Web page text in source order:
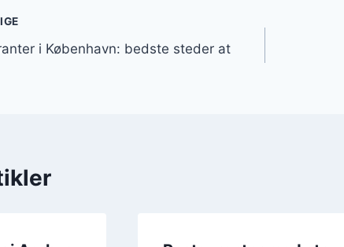
i København: bedste steder at